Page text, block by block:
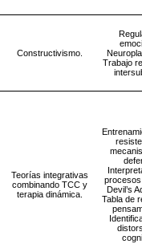
Constructivismo.
Trabajo
Teorías integrativas
combinando TCC y
terapia dinámica.
Devil’s
Tabla de